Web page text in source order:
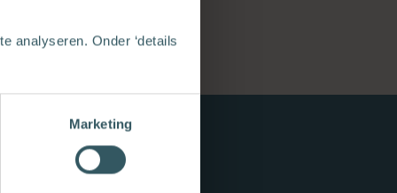
analyseren. Onder ‘details
Marketing